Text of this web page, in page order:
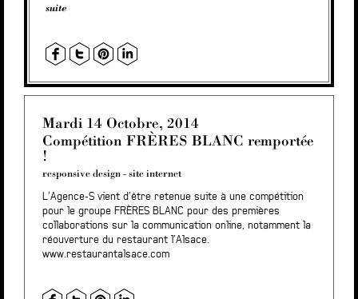
suite
Mardi 14 Octobre, 2014
Compétition FRÈRES BLANC remportée
!
responsive design - site internet
L’Agence-S vient d’être retenue suite à une compétition
pour le groupe FRÈRES BLANC pour des premières
collaborations sur la communication online, notamment la
réouverture du restaurant l’Alsace.
www.restaurantalsace.com